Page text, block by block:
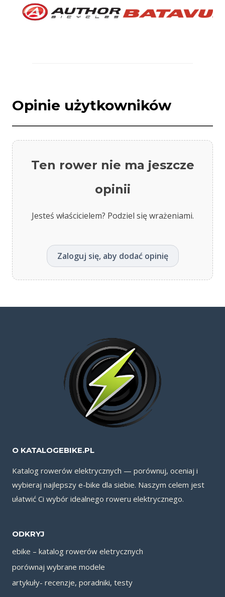
Opinie użytkowników
Ten rower nie ma jeszcze
opinii
Jesteś właścicielem? Podziel się wrażeniami.
Zaloguj się, aby dodać opinię
O KATALOGEBIKE.PL
Katalog rowerów elektrycznych — porównuj, oceniaj i
wybieraj najlepszy e-bike dla siebie. Naszym celem jest
ułatwić Ci wybór idealnego roweru elektrycznego.
ODKRYJ
ebike – katalog rowerów eletrycznych
porównaj wybrane modele
artykuły- recenzje, poradniki, testy